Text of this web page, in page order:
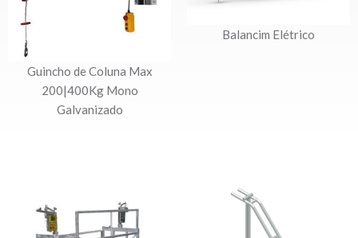
Guincho de Coluna Max
200|400Kg Mono
Galvanizado
Balancim Elétrico